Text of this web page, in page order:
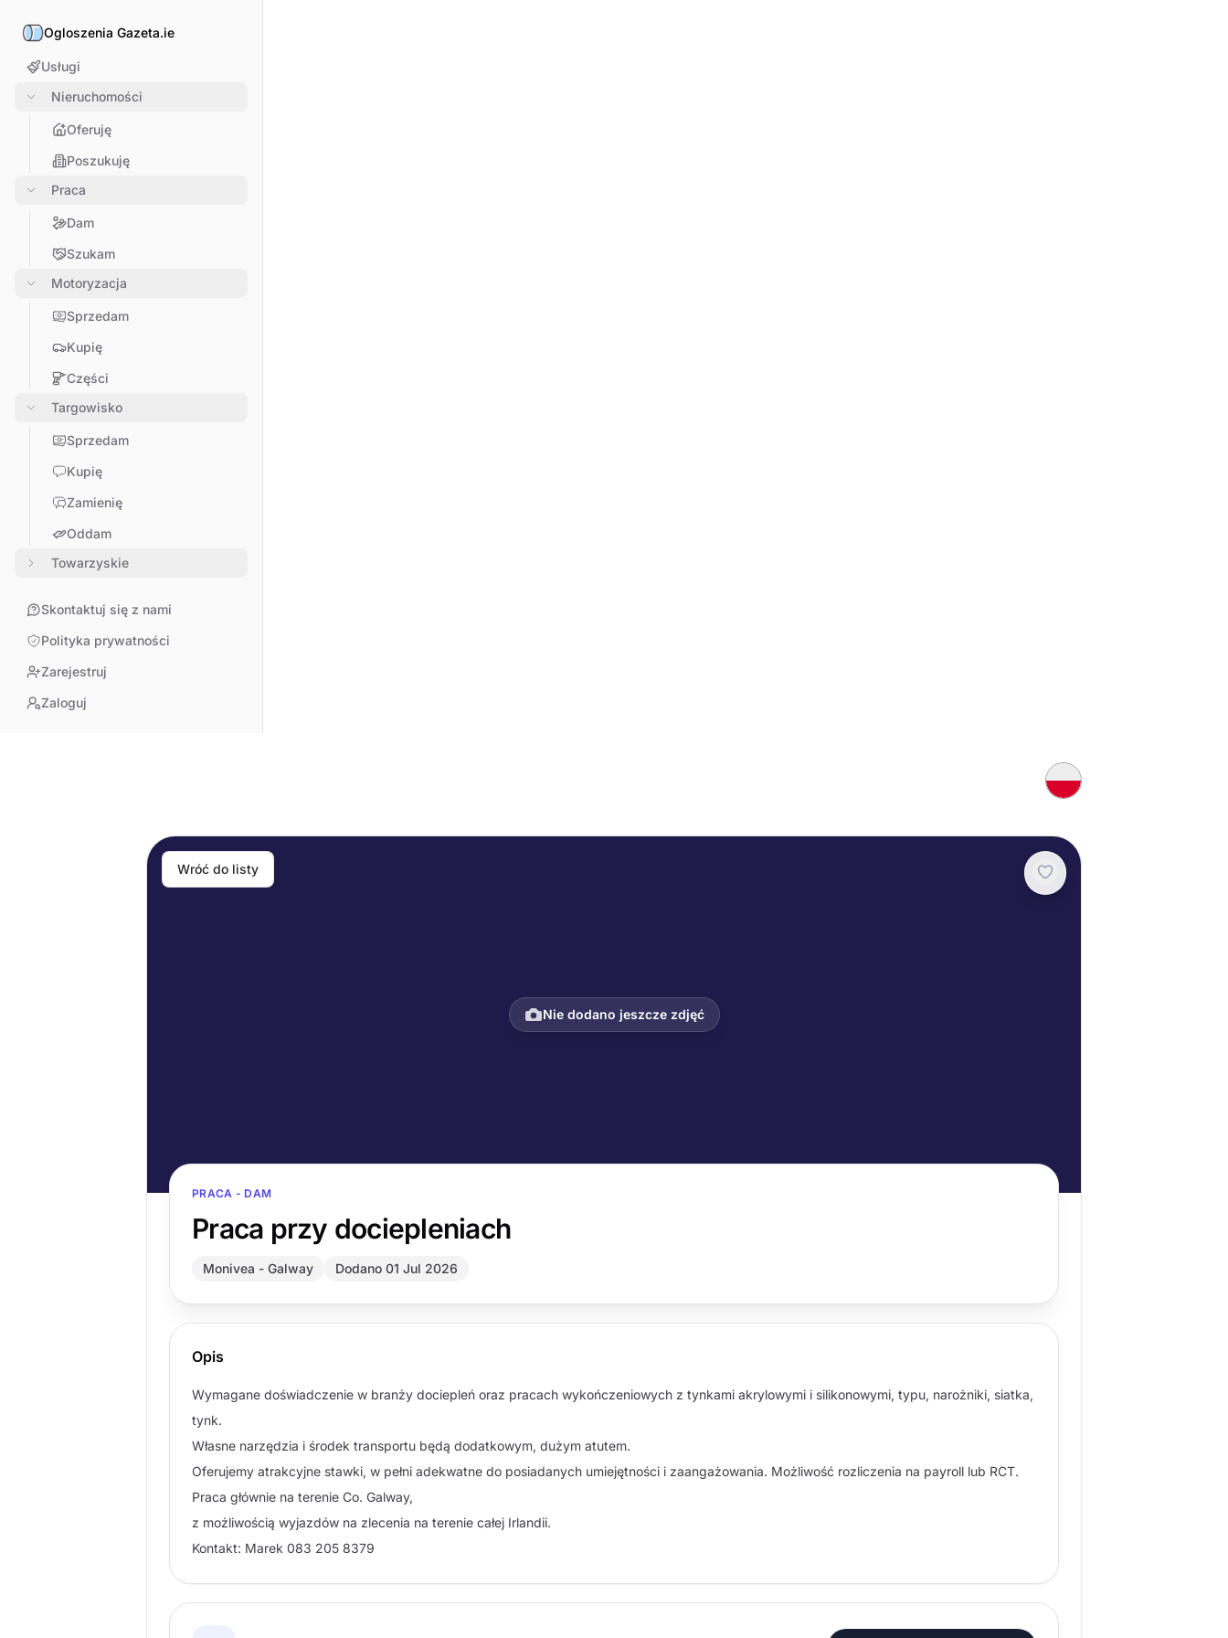
Ogloszenia Gazeta.ie
Usługi
Nieruchomości
Oferuję
Poszukuję
Praca
Dam
Szukam
Motoryzacja
Sprzedam
Kupię
Części
Targowisko
Sprzedam
Kupię
Zamienię
Oddam
Towarzyskie
Skontaktuj się z nami
Polityka prywatności
Zarejestruj
Zaloguj
Nie dodano jeszcze zdjęć
Wróć do listy
PRACA - DAM
Praca przy dociepleniach
Monivea - Galway Dodano 01 Jul 2026
Opis
Wymagane doświadczenie w branży dociepleń oraz pracach wykończeniowych z tynkami akrylowymi i silikonowymi, typu, narożniki, siatka,
tynk.
Własne narzędzia i środek transportu będą dodatkowym, dużym atutem.
Oferujemy atrakcyjne stawki, w pełni adekwatne do posiadanych umiejętności i zaangażowania. Możliwość rozliczenia na payroll lub RCT.
Praca głównie na terenie Co. Galway,
z możliwością wyjazdów na zlecenia na terenie całej Irlandii.
Kontakt: Marek 083 205 8379